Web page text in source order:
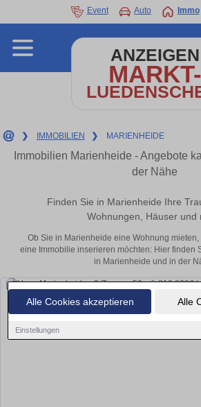
Alle Cookies akzeptieren Alle
Einstellungen
Event Auto Immo
ANZEIGEN
MARKT-
❯ IMMOBILIEN ❯ MARIENHEIDE
Immobilien Marienheide - Angebote
der Nähe
Finden Sie in Marienheide Ihre
Wohnungen, Häuser und
Ob Sie in Marienheide eine Wohnung
eine Immobilie inserieren möchten: Hier finden
in Marienheide und in der